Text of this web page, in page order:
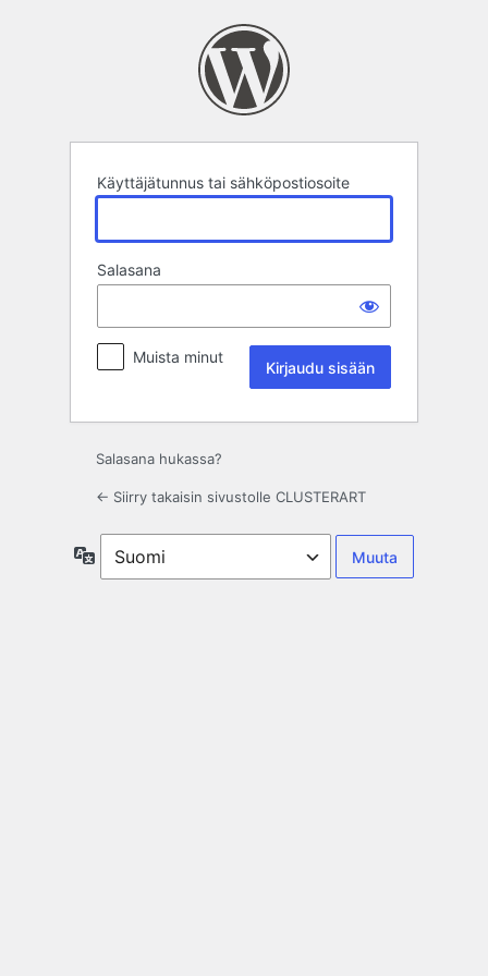
Käyttäjätunnus tai sähköpostiosoite
Salasana
Muista minut
Salasana hukassa?
← Siirry takaisin sivustolle CLUSTERART
Kieli